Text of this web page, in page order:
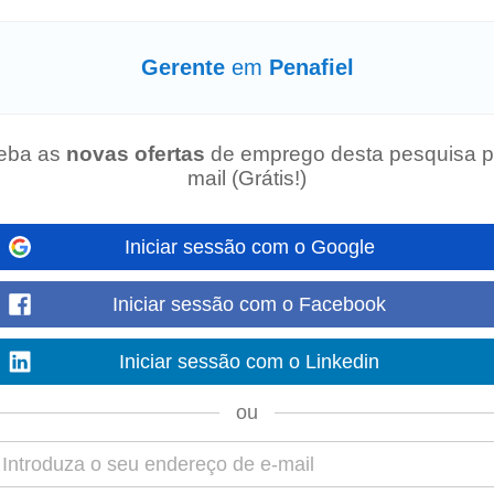
e não funcionais, com base nas necessidades...
dia e dias seguintes, em coordenação com o Operador Especializado
mínima de 1 ano em restauração...
1 ano de experiência , que pretendam desenvolver o seu percurso numa
analisar e documentar requisitos...
os restaurantes do resort, gerir uma equipa de 30 a 50 funcionários e
de stocks, pedidos...
Gerenteem Penafiel
as novas ofertas de emprego desta pesquisa
mail (Grátis!)
Iniciar sessão com o Google
Iniciar sessão com o Facebook
Iniciar sessão com o Linkedin
ou